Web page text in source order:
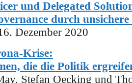
und Delegated
durch unsichere
Dezember 2020
Krise:
die die Politik
Stefan Oecking und